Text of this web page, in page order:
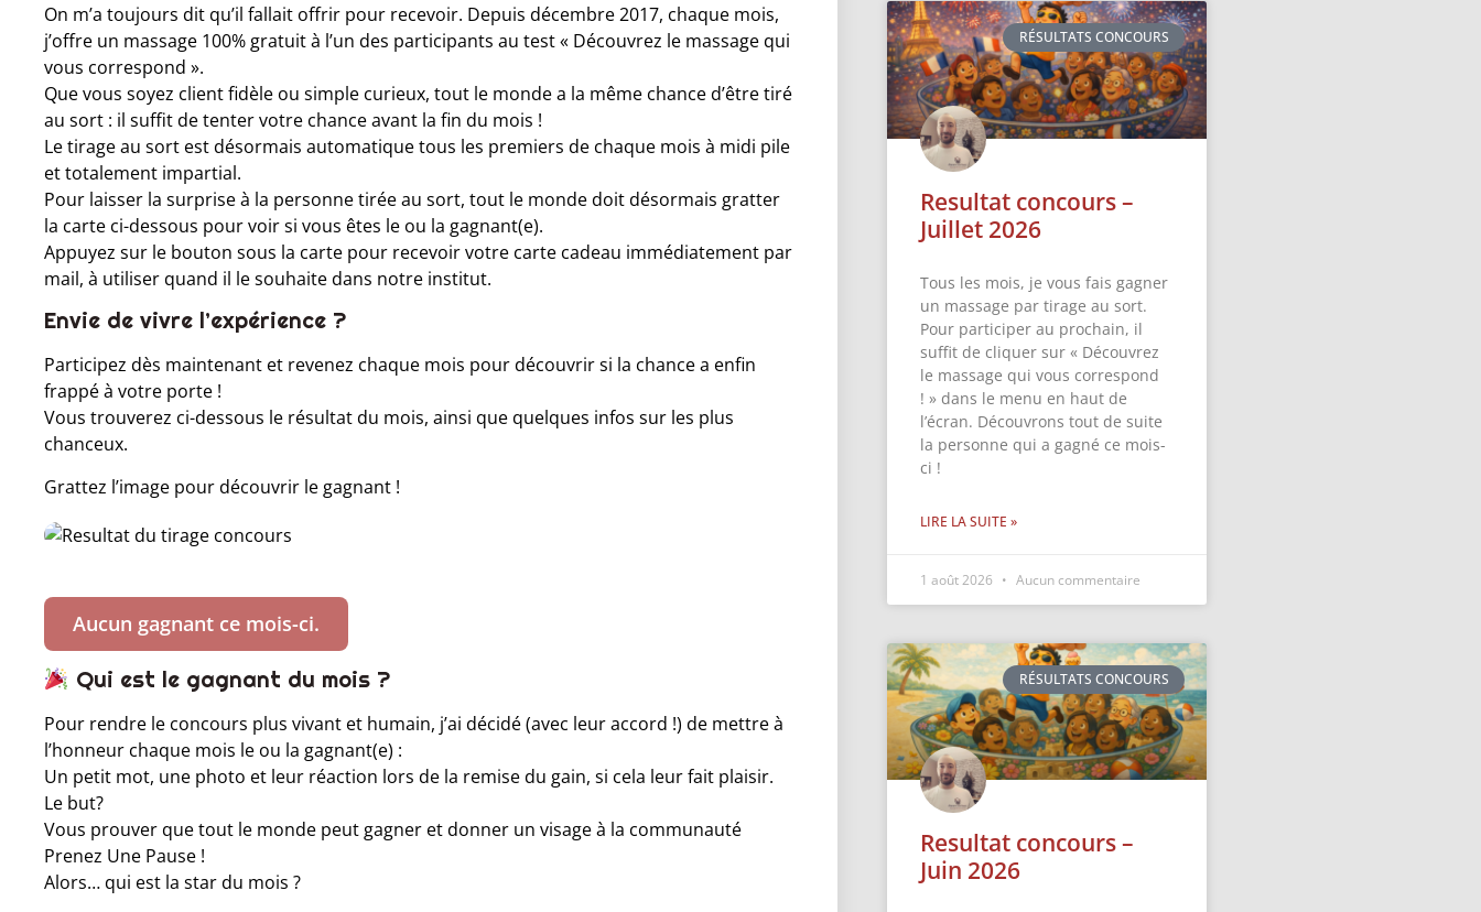
On m’a toujours dit qu’il fallait offrir pour recevoir. Depuis décembre 2017, chaque mois,
j’offre un massage 100% gratuit à l’un des participants au test « Découvrez le massage qui
vous correspond ».
Que vous soyez client fidèle ou simple curieux, tout le monde a la même chance d’être tiré
au sort : il suffit de tenter votre chance avant la fin du mois !
Le tirage au sort est désormais automatique tous les premiers de chaque mois à midi pile
et totalement impartial.
Pour laisser la surprise à la personne tirée au sort, tout le monde doit désormais gratter
la carte ci-dessous pour voir si vous êtes le ou la gagnant(e).
Appuyez sur le bouton sous la carte pour recevoir votre carte cadeau immédiatement par
mail, à utiliser quand il le souhaite dans notre institut.
Envie de vivre l’expérience ?
Participez dès maintenant et revenez chaque mois pour découvrir si la chance a enfin
frappé à votre porte !
Vous trouverez ci-dessous le résultat du mois, ainsi que quelques infos sur les plus
chanceux.
Grattez l’image pour découvrir le gagnant !
Aucun gagnant ce mois-ci.
Qui est le gagnant du mois ?
Pour rendre le concours plus vivant et humain, j’ai décidé (avec leur accord !) de mettre à
l’honneur chaque mois le ou la gagnant(e) :
Un petit mot, une photo et leur réaction lors de la remise du gain, si cela leur fait plaisir.
Le but?
Vous prouver que tout le monde peut gagner et donner un visage à la communauté
Prenez Une Pause !
Alors… qui est la star du mois ?
RÉSULTATS CONCOURS
Resultat concours –
Juillet 2026
Tous les mois, je vous fais gagner
un massage par tirage au sort.
Pour participer au prochain, il
suffit de cliquer sur « Découvrez
le massage qui vous correspond
! » dans le menu en haut de
l’écran. Découvrons tout de suite
la personne qui a gagné ce mois-
ci !
LIRE LA SUITE »
1 août 2026 Aucun commentaire
RÉSULTATS CONCOURS
Resultat concours –
Juin 2026